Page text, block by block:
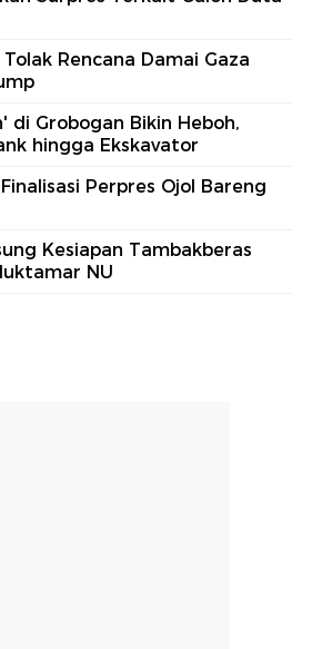
Rencana Damai Gaza
di Grobogan Bikin Heboh,
hingga Ekskavator
Perpres Ojol Bareng
Kesiapan Tambakberas
NU